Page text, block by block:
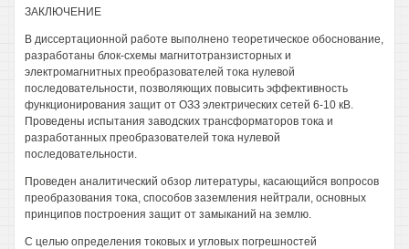
ЗАКЛЮЧЕНИЕ
В диссертационной работе выполнено теоретическое обоснование,
разработаны блок-схемы магнитотранзисторных и
электромагнитных преобразователей тока нулевой
последовательности, позволяющих повысить эффективность
функционирования защит от ОЗЗ электрических сетей 6-10 кВ.
Проведены испытания заводских трансформаторов тока и
разработанных преобразователей тока нулевой
последовательности.
Проведен аналитический обзор литературы, касающийся вопросов
преобразования тока, способов заземления нейтрали, основных
принципов построения защит от замыканий на землю.
С целью определения токовых и угловых погрешностей